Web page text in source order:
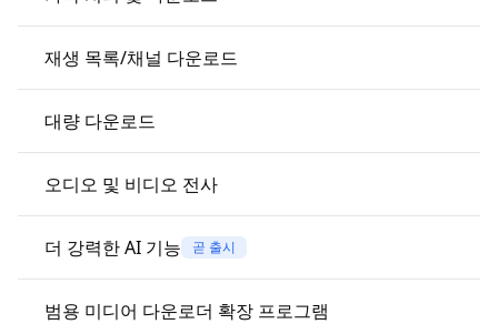
재생 목록/채널 다운로드
대량 다운로드
오디오 및 비디오 전사
더 강력한 AI 기능 곧 출시
범용 미디어 다운로더 확장 프로그램